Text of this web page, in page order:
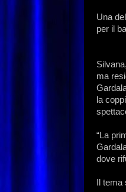
Una
per il
ma
la
“La
dove
Il tema